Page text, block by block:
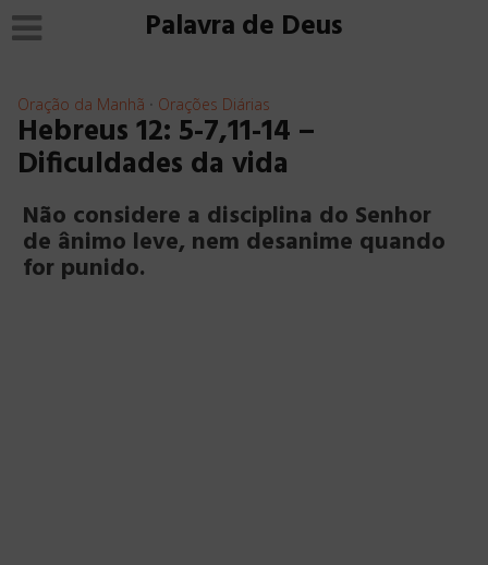
Palavra de Deus
Oração da Manhã • Orações Diárias
Hebreus 12: 5-7,11-14 –
Dificuldades da vida
Não considere a disciplina do Senhor
de ânimo leve, nem desanime quando
for punido.